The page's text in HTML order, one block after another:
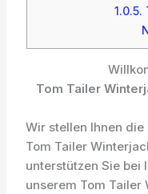
1.0.5.
Tom Tailer
Wir stellen Ihnen
Tom Tailer
unterstützen Sie bei
unserem Tom Tailer